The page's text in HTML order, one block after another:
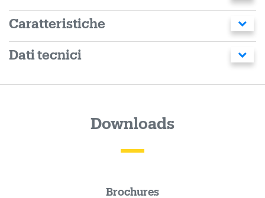
Caratteristiche
Dati tecnici
Downloads
Brochures